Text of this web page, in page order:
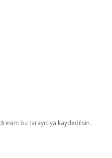
bu tarayıcıya kaydedilsin.